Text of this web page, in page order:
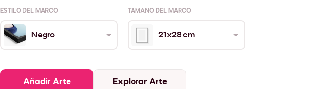
ESTILO DEL MARCO TAMAÑO DEL MARCO
Negro 21x28 cm
Añadir Arte Explorar Arte